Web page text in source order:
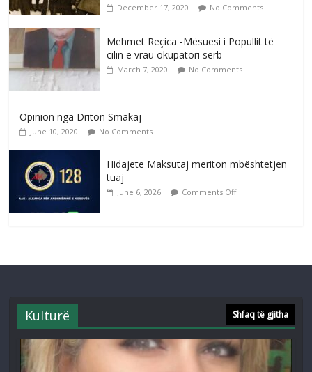
December 17, 2020 No Comments
Mehmet Reçica -Mësuesi i Popullit të
cilin e vrau okupatori serb
March 7, 2020 No Comments
Opinion nga Driton Smakaj
June 10, 2020 No Comments
Hidajete Maksutaj meriton mbështetjen
tuaj
June 6, 2026 Comments Off
Kulturë Shfaq të gjitha